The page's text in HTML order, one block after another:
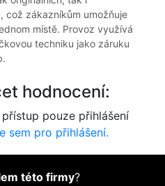
což zákazníkům umožňuje
místě. Provoz využívá
techniku jako záruku
hodnocení:
pouze přihlášení
sem pro přihlášení.
této firmy?